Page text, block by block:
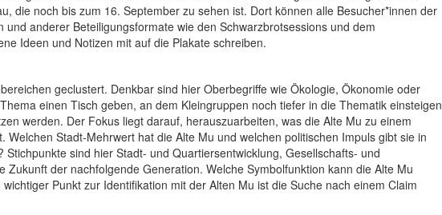
die noch bis zum 16. September zu sehen ist. Dort können alle Besucher*innen der
anderer Beteiligungsformate wie den Schwarzbrotsessions und dem
Ideen und Notizen mit auf die Plakate schreiben.
geclustert. Denkbar sind hier Oberbegriffe wie Ökologie, Ökonomie oder
einen Tisch geben, an dem Kleingruppen noch tiefer in die Thematik einsteigen
werden. Der Fokus liegt darauf, herauszuarbeiten, was die Alte Mu zu einem
Stadt-Mehrwert hat die Alte Mu und welchen politischen Impuls gibt sie in
sind hier Stadt- und Quartiersentwicklung, Gesellschafts- und
der nachfolgende Generation. Welche Symbolfunktion kann die Alte Mu
Punkt zur Identifikation mit der Alten Mu ist die Suche nach einem Claim